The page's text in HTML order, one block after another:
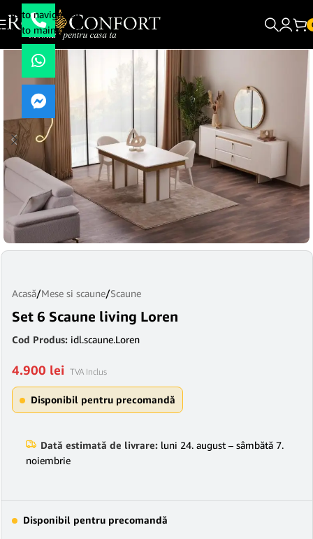
Skip to navigation
Skip to main content
Acasă/Mese si scaune/Scaune
Set 6 Scaune living Loren
Cod Produs: idl.scaune.Loren
4.900 lei TVA Inclus
Disponibil pentru precomandă
Dată estimată de livrare: luni 24. august – sâmbătă 7.
noiembrie
Disponibil pentru precomandă